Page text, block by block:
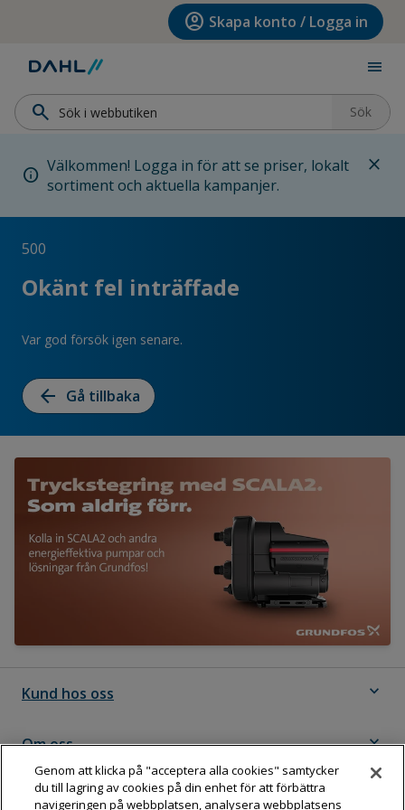
Hoppa till huvudinnehållet account_circle Skapa konto / Logga in
menu
search Sök
info Välkommen! Logga in för att se priser, lokalt
sortiment och aktuella kampanjer.
close
500
Okänt fel inträffade
Var god försök igen senare.
arrow_back Gå tillbaka
Kund hos oss expand_more
Om oss expand_more
Följ Dahl
Genom att klicka på "acceptera alla cookies" samtycker
du till lagring av cookies på din enhet för att förbättra
navigeringen på webbplatsen, analysera webbplatsens